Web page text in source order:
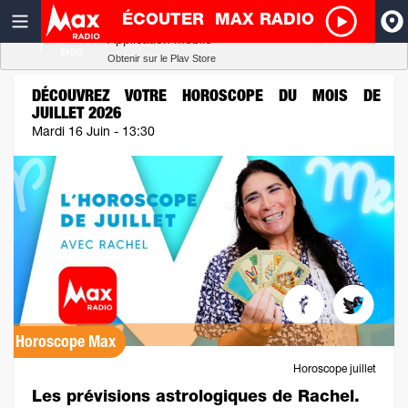
ÉCOUTER MAX RADIO
DÉCOUVREZ VOTRE HOROSCOPE DU MOIS DE
JUILLET 2026
Mardi 16 Juin - 13:30
Horoscope Max
Horoscope juillet
Les prévisions astrologiques de Rachel.
Radio SCOOP
Obtenir sur le Play Store
Télécharger